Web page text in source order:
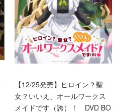
【12/25発売】ヒロイン？聖
女？いいえ、オールワークス
メイドです（誇）！ DVD BO